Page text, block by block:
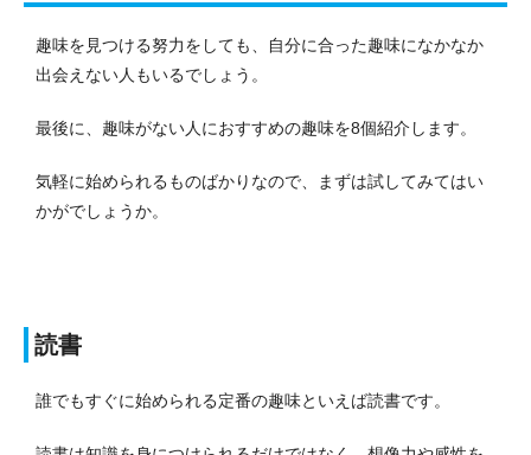
趣味を見つける努力をしても、自分に合った趣味になかなか
出会えない人もいるでしょう。
最後に、趣味がない人におすすめの趣味を8個紹介します。
気軽に始められるものばかりなので、まずは試してみてはい
かがでしょうか。
読書
誰でもすぐに始められる定番の趣味といえば読書です。